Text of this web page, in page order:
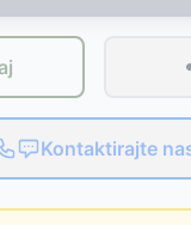
Kontaktirajte